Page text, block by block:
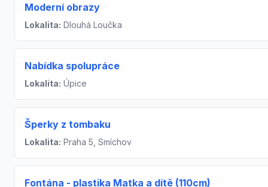
Moderní obrazy
Lokalita: Dlouhá Loučka
Nabídka spolupráce
Lokalita: Úpice
Šperky z tombaku
Lokalita: Praha 5, Smíchov
Fontána - plastika Matka a dítě (110cm)